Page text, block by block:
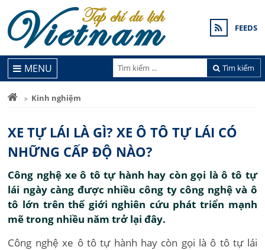
FEEDS
Tìm kiếm
MENU
Kinh nghiệm
XE TỰ LÁI LÀ GÌ? XE Ô TÔ TỰ LÁI CÓ
NHỮNG CẤP ĐỘ NÀO?
Công nghệ xe ô tô tự hành hay còn gọi là ô tô tự
lái ngày càng được nhiều công ty công nghệ và ô
tô lớn trên thế giới nghiên cứu phát triển mạnh
mẽ trong nhiều năm trở lại đây.
Công nghệ xe ô tô tự hành hay còn gọi là ô tô tự lái